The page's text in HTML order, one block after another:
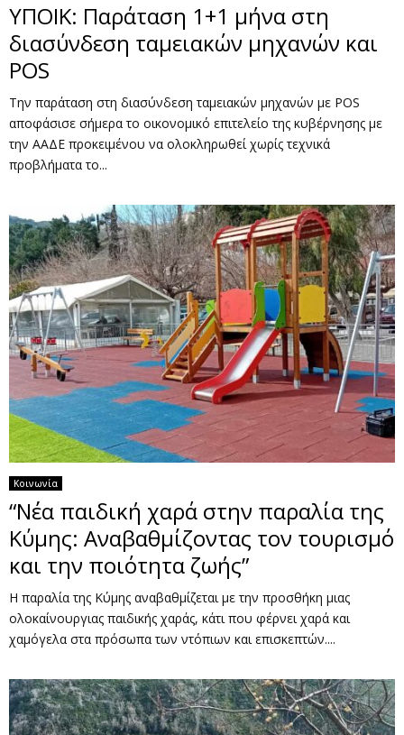
ΥΠΟΙΚ: Παράταση 1+1 μήνα στη
διασύνδεση ταμειακών μηχανών και
POS
Την παράταση στη διασύνδεση ταμειακών μηχανών με POS
αποφάσισε σήμερα το οικονομικό επιτελείο της κυβέρνησης με
την ΑΑΔΕ προκειμένου να ολοκληρωθεί χωρίς τεχνικά
προβλήματα το...
Κοινωνία
“Νέα παιδική χαρά στην παραλία της
Κύμης: Αναβαθμίζοντας τον τουρισμό
και την ποιότητα ζωής”
Η παραλία της Κύμης αναβαθμίζεται με την προσθήκη μιας
ολοκαίνουργιας παιδικής χαράς, κάτι που φέρνει χαρά και
χαμόγελα στα πρόσωπα των ντόπιων και επισκεπτών....